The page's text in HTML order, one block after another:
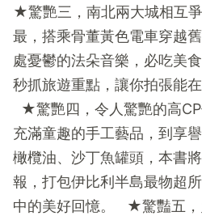
★驚艷三，南北兩大城相互
最，搭乘骨董黃色電車穿越
處憂鬱的法朵音樂，必吃美
秒抓旅遊重點，讓你拍張能
★驚艷四，令人驚艷的高CP
充滿童趣的手工藝品，到享
橄欖油、沙丁魚罐頭，本書
報，打包伊比利半島最物超
中的美好回憶。 ★驚豔五，